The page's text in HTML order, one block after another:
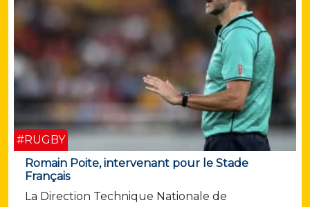
#RUGBY
Romain Poite, intervenant pour le Stade
Français
La Direction Technique Nationale de